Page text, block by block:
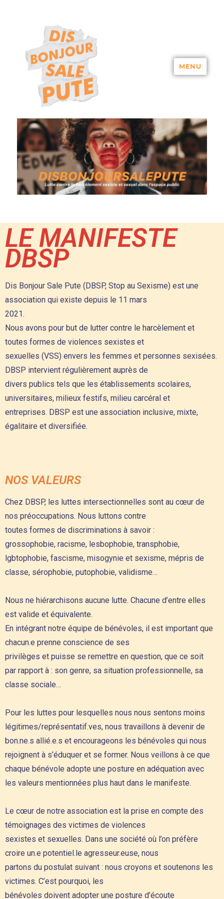
DISBONJOURSALEPUTE
MENU
LE MANIFESTE
DBSP
Dis Bonjour Sale Pute (DBSP, Stop au Sexisme) est une
association qui existe depuis le 11 mars
2021.
Nous avons pour but de lutter contre le harcèlement et
toutes formes de violences sexistes et
sexuelles (VSS) envers les femmes et personnes sexisées.
DBSP intervient régulièrement auprès de
divers publics tels que les établissements scolaires,
universitaires, milieux festifs, milieu carcéral et
entreprises. DBSP est une association inclusive, mixte,
égalitaire et diversifiée.
NOS VALEURS
Chez DBSP, les luttes intersectionnelles sont au cœur de
nos préoccupations. Nous luttons contre
toutes formes de discriminations à savoir :
grossophobie, racisme, lesbophobie, transphobie,
lgbtophobie, fascisme, misogynie et sexisme, mépris de
classe, sérophobie, putophobie, validisme…
Nous ne hiérarchisons aucune lutte. Chacune d’entre elles
est valide et équivalente.
En intégrant notre équipe de bénévoles, il est important que
chacun.e prenne conscience de ses
privilèges et puisse se remettre en question, que ce soit
par rapport à : son genre, sa situation professionnelle, sa
classe sociale…
Pour les luttes pour lesquelles nous nous sentons moins
légitimes/représentatif.ves, nous travaillons à devenir de
bon.ne.s allié.e.s et encourageons les bénévoles qui nous
rejoignent à s’éduquer et se former. Nous veillons à ce que
chaque bénévole adopte une posture en adéquation avec
les valeurs mentionnées plus haut dans le manifeste.
Le cœur de notre association est la prise en compte des
témoignages des victimes de violences
sexistes et sexuelles. Dans une société où l’on préfère
croire un.e potentiel.le agresseur.euse, nous
partons du postulat suivant : nous croyons et soutenons les
victimes. C’est pourquoi, les
bénévoles doivent adopter une posture d’écoute